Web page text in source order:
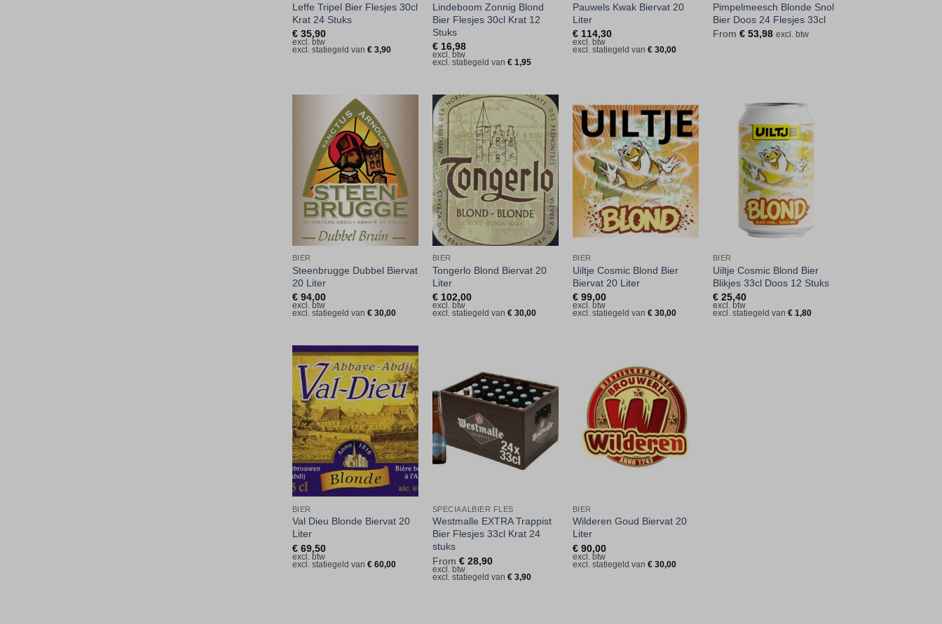
Leffe Tripel Bier Flesjes 30cl
Krat 24 Stuks
€35,90
excl. btw
excl. statiegeld van €3,90
Lindeboom Zonnig Blond
Bier Flesjes 30cl Krat 12
Stuks
€16,98
excl. btw
excl. statiegeld van €1,95
Pauwels Kwak Biervat 20
Liter
€114,30
excl. btw
excl. statiegeld van €30,00
Pimpelmeesch Blonde Snol
Bier Doos 24 Flesjes 33cl
From €53,98 excl. btw
Toevoegen
aan
verlanglijst
BIER
Steenbrugge Dubbel Biervat
20 Liter
€94,00
excl. btw
excl. statiegeld van €30,00
Toevoegen
aan
verlanglijst
BIER
Tongerlo Blond Biervat 20
Liter
€102,00
excl. btw
excl. statiegeld van €30,00
Toevoegen
aan
verlanglijst
BIER
Uiltje Cosmic Blond Bier
Biervat 20 Liter
€99,00
excl. btw
excl. statiegeld van €30,00
Toevoegen
aan
verlanglijst
BIER
Uiltje Cosmic Blond Bier
Blikjes 33cl Doos 12 Stuks
€25,40
excl. btw
excl. statiegeld van €1,80
Toevoegen
aan
verlanglijst
BIER
Val Dieu Blonde Biervat 20
Liter
€69,50
excl. btw
excl. statiegeld van €60,00
Toevoegen
aan
verlanglijst
SPECIAALBIER FLES
Westmalle EXTRA Trappist
Bier Flesjes 33cl Krat 24
stuks
From €28,90
excl. btw
excl. statiegeld van €3,90
Toevoegen
aan
verlanglijst
BIER
Wilderen Goud Biervat 20
Liter
€90,00
excl. btw
excl. statiegeld van €30,00